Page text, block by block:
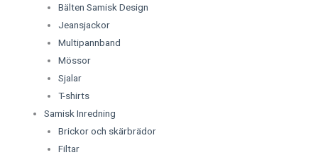
Bälten Samisk Design
Jeansjackor
Multipannband
Mössor
Sjalar
T-shirts
Samisk Inredning
Brickor och skärbrädor
Filtar